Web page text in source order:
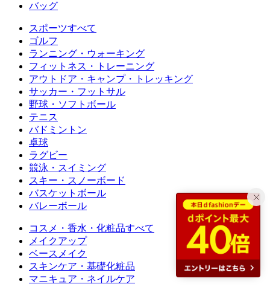
バッグ
スポーツすべて
ゴルフ
ランニング・ウォーキング
フィットネス・トレーニング
アウトドア・キャンプ・トレッキング
サッカー・フットサル
野球・ソフトボール
テニス
バドミントン
卓球
ラグビー
競泳・スイミング
スキー・スノーボード
バスケットボール
バレーボール
コスメ・香水・化粧品すべて
メイクアップ
ベースメイク
スキンケア・基礎化粧品
マニキュア・ネイルケア